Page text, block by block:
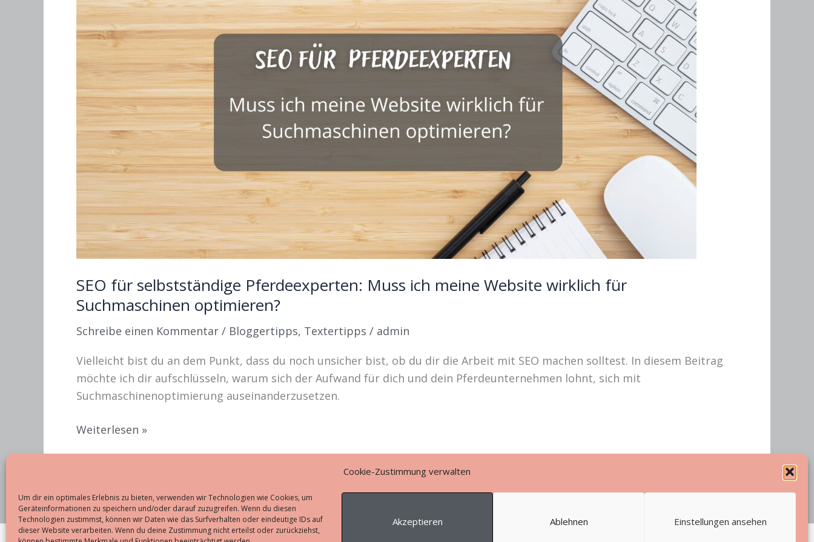
Cookie-Zustimmung verwalten
Um dir ein optimales Erlebnis zu bieten, verwenden wir Technologien wie Cookies, um
Geräteinformationen zu speichern und/oder darauf zuzugreifen. Wenn du diesen
Technologien zustimmst, können wir Daten wie das Surfverhalten oder eindeutige IDs auf
dieser Website verarbeiten. Wenn du deine Zustimmung nicht erteilst oder zurückziehst,
Akzeptieren Ablehnen Einstellungen ansehen
SEO für selbstständige Pferdeexperten: Muss ich meine Website wirklich für
Suchmaschinen optimieren?
Schreibe einen Kommentar / Bloggertipps, Textertipps / admin
Vielleicht bist du an dem Punkt, dass du noch unsicher bist, ob du dir die Arbeit mit SEO machen solltest. In diesem Beitrag
möchte ich dir aufschlüsseln, warum sich der Aufwand für dich und dein Pferdeunternehmen lohnt, sich mit
Suchmaschinenoptimierung auseinanderzusetzen.
SEO
Muss
ich
meine
Weiterlesen »